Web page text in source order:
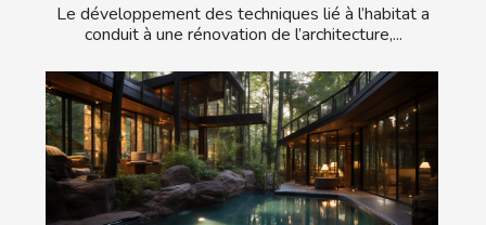
Le développement des techniques lié à l’habitat a
conduit à une rénovation de l’architecture,...